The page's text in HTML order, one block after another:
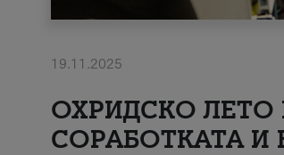
19.11.2025
ОХРИДСКО ЛЕТО
СОРАБОТКАТА И